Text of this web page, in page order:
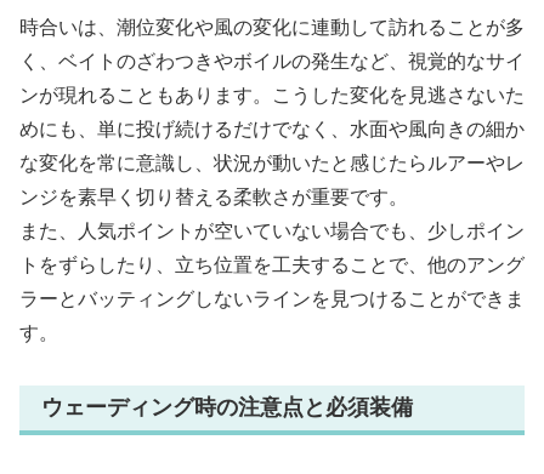
時合いは、潮位変化や風の変化に連動して訪れることが多
く、ベイトのざわつきやボイルの発生など、視覚的なサイ
ンが現れることもあります。こうした変化を見逃さないた
めにも、単に投げ続けるだけでなく、水面や風向きの細か
な変化を常に意識し、状況が動いたと感じたらルアーやレ
ンジを素早く切り替える柔軟さが重要です。
また、人気ポイントが空いていない場合でも、少しポイン
トをずらしたり、立ち位置を工夫することで、他のアング
ラーとバッティングしないラインを見つけることができま
す。
ウェーディング時の注意点と必須装備